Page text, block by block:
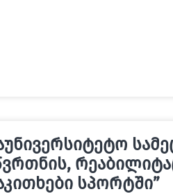
სპორტში”